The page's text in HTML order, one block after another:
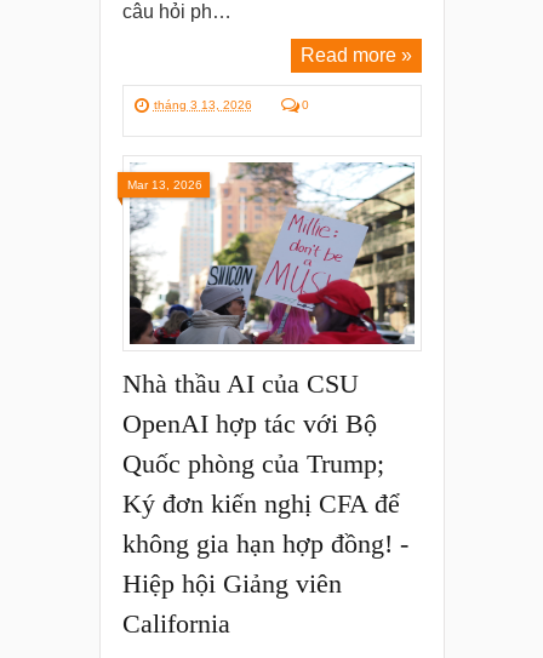
câu hỏi ph…
Read more »
tháng 3 13, 2026 0
Nhà thầu AI của CSU
OpenAI hợp tác với Bộ
Quốc phòng của Trump;
Ký đơn kiến nghị CFA để
không gia hạn hợp đồng! -
Hiệp hội Giảng viên
California
Mar 13, 2026